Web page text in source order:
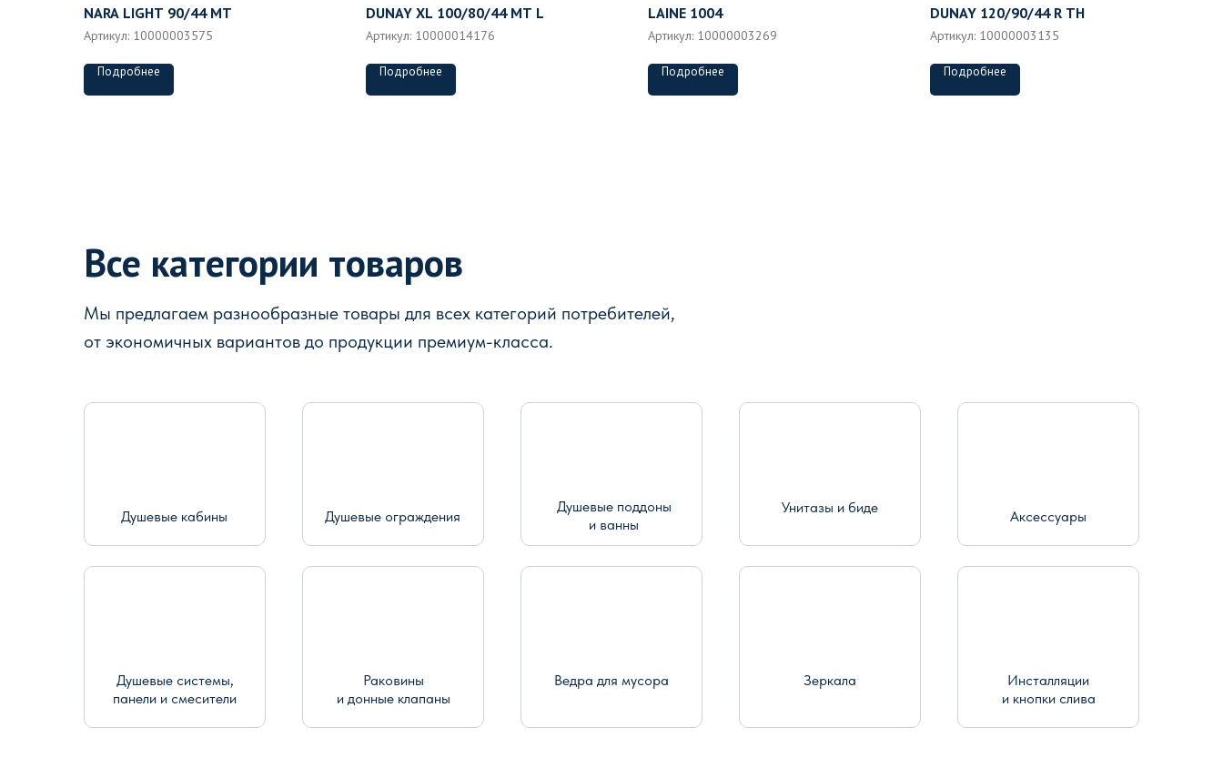
NARA LIGHT 90/44 MT
Артикул: 10000003575
Подробнее
DUNAY XL 100/80/44 MT L
Артикул: 10000014176
Подробнее
LAINE 1004
Артикул: 10000003269
Подробнее
DUNAY 120/90/44 R ТН
Артикул: 10000003135
Подробнее
Все категории товаров
Мы предлагаем разнообразные товары для всех категорий потребителей,
от экономичных вариантов до продукции премиум-класса.
Душевые системы,
панели и смесители
Ведра для мусора
Душевые кабины
Зеркала
Душевые ограждения
Раковины
и донные клапаны
Аксессуары
Инсталляции
и кнопки слива
Унитазы и биде
Душевые поддоны
и ванны